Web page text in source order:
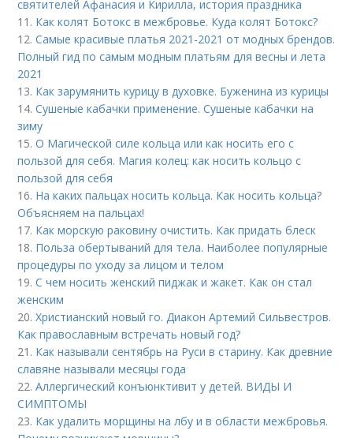
святителей Афанасия и Кирилла, история праздника
11. Как колят Ботокс в межбровье. Куда колят Ботокс?
12.Самые красивые платья 2021-2021 от модных брендов.
Полный гид по самым модным платьям для весны и лета
2021
13. Как зарумянить курицу в духовке. Буженина из курицы
14.Сушеные кабачки применение. Сушеные кабачки на
зиму
15.О Магической силе кольца или как носить его с
пользой для себя. Магия колец: как носить кольцо с
пользой для себя
16. На каких пальцах носить кольца. Как носить кольца?
Объясняем на пальцах!
17. Как морскую раковину очистить. Как придать блеск
18. Польза обертываний для тела. Наиболее популярные
процедуры по уходу за лицом и телом
19.С чем носить женский пиджак и жакет. Как он стал
женским
20.Христианский новый го. Диакон Артемий Сильвестров.
Как православным встречать новый год?
21. Как называли сентябрь на Руси в старину. Как древние
славяне называли месяцы года
22.Аллергический конъюнктивит у детей. ВИДЫ И
СИМПТОМЫ
23. Как удалить морщины на лбу и в области межбровья.